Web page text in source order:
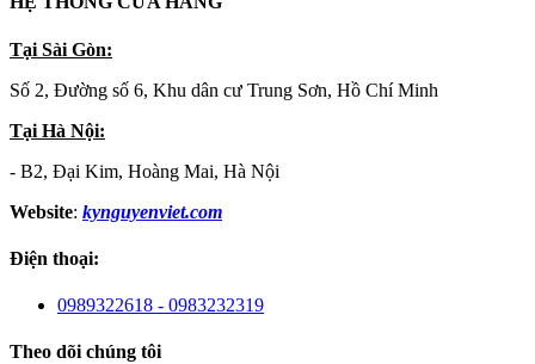
Tại Sài Gòn:
Số 2, Đường số 6, Khu dân cư Trung Sơn, Hồ Chí Minh
Tại Hà Nội:
- B2, Đại Kim, Hoàng Mai, Hà Nội
Website: kynguyenviet.com
Điện thoại:
0989322618 - 0983232319
Theo dõi chúng tôi